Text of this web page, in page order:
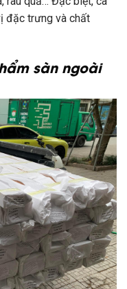
đặc trưng và chất
sàn ngoài